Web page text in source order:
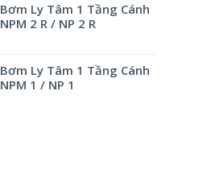
Bơm Ly Tâm 1 Tầng Cánh
NPM 2 R / NP 2 R
Bơm Ly Tâm 1 Tầng Cánh
NPM 1 / NP 1